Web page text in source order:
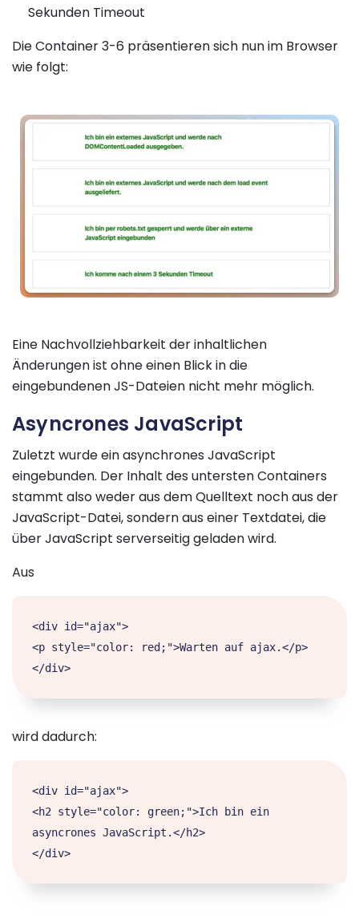
Sekunden Timeout
Die Container 3-6 präsentieren sich nun im Browser
wie folgt:
Eine Nachvollziehbarkeit der inhaltlichen
Änderungen ist ohne einen Blick in die
eingebundenen JS-Dateien nicht mehr möglich.
Asyncrones JavaScript
Zuletzt wurde ein asynchrones JavaScript
eingebunden. Der Inhalt des untersten Containers
stammt also weder aus dem Quelltext noch aus der
JavaScript-Datei, sondern aus einer Textdatei, die
über JavaScript serverseitig geladen wird.
Aus
<div id="ajax">
<p style="color: red;">Warten auf ajax.</p>
</div>
wird dadurch:
<div id="ajax">
<h2 style="color: green;">Ich bin ein
asyncrones JavaScript.</h2>
</div>